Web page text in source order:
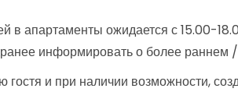
в апартаменты ожидается с 15.00-
информировать о более раннем
гостя и при наличии возможности,